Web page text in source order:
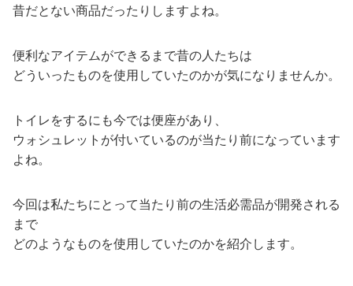
昔だとない商品だったりしますよね。
便利なアイテムができるまで昔の人たちは
どういったものを使用していたのかが気になりませんか。
トイレをするにも今では便座があり、
ウォシュレットが付いているのが当たり前になっています
よね。
今回は私たちにとって当たり前の生活必需品が開発される
まで
どのようなものを使用していたのかを紹介します。